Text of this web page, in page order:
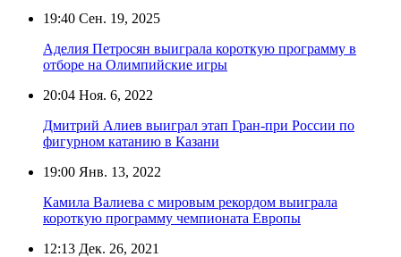
19:40 Сен. 19, 2025
Аделия Петросян выиграла короткую программу в
отборе на Олимпийские игры
20:04 Ноя. 6, 2022
Дмитрий Алиев выиграл этап Гран-при России по
фигурном катанию в Казани
19:00 Янв. 13, 2022
Камила Валиева с мировым рекордом выиграла
короткую программу чемпионата Европы
12:13 Дек. 26, 2021